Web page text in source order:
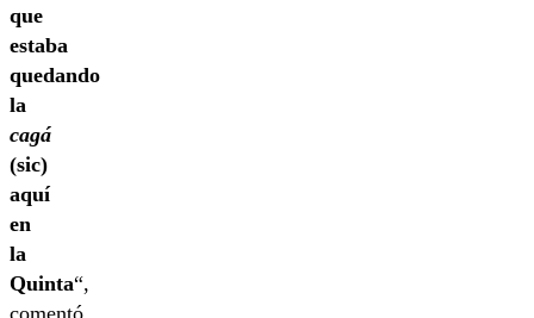
que
estaba
quedando
la
cagá
(sic)
aquí
en
la
Quinta“,